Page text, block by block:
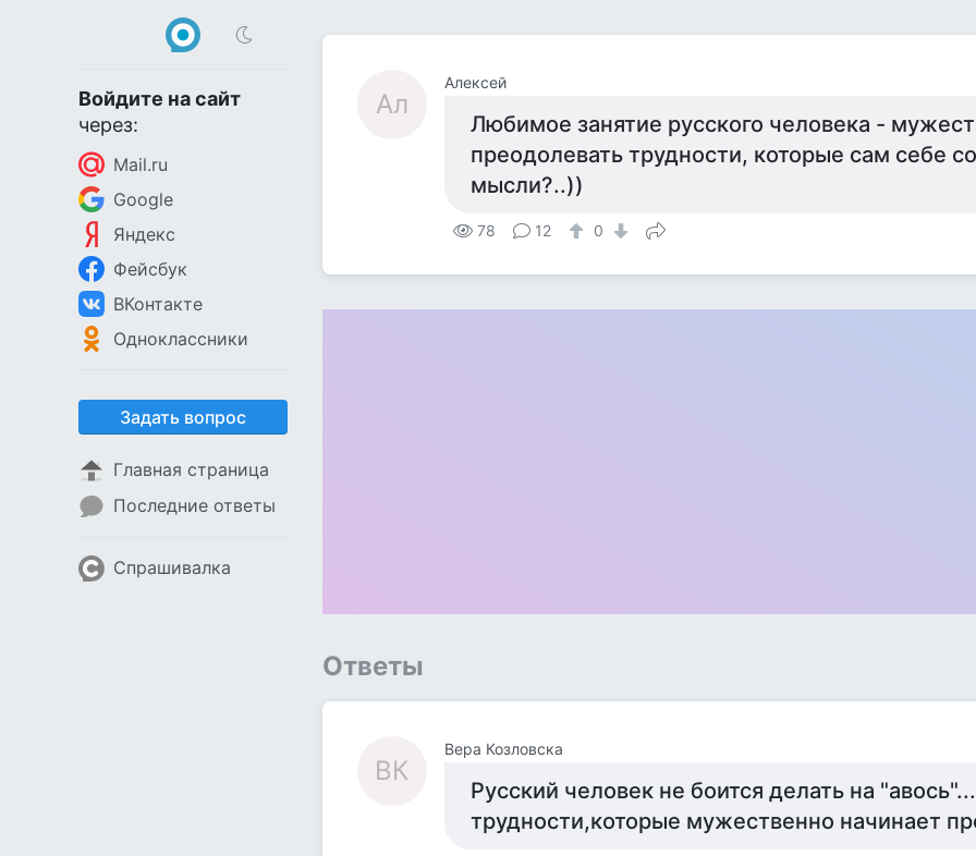
Войдите на сайт
через:
Mail.ru
Google
Яндекс
Фейсбук
ВКонтакте
Одноклассники
Задать вопрос
Главная страница
Последние ответы
Спрашивалка
Ал
Алексей
Любимое занятие русского человека -
преодолевать трудности, которые сам себе
мысли?..))
78 12 0
Ответы
ВК
Вера Козловска
Русский человек не боится делать на
трудности,которые мужественно начинает